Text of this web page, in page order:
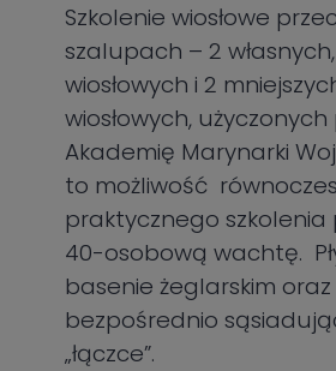
Szkolenie wiosłowe
szalupach – 2
wiosłowych i 2
wiosłowych, użyczonych
Akademię Marynarki
to możliwość
praktycznego szkolenia
40-osobową wachtę.
basenie żeglarskim
bezpośrednio
„łączce”.